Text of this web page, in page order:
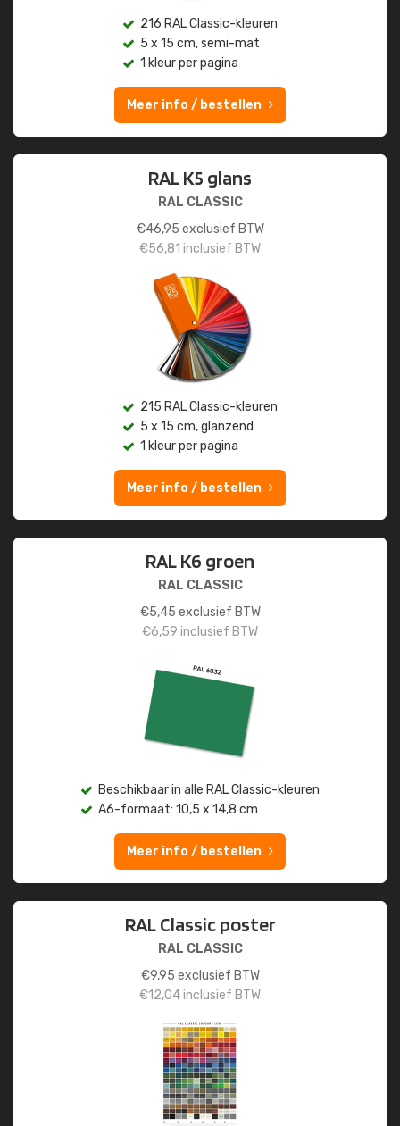
216 RAL Classic-kleuren
5 x 15 cm, semi-mat
1 kleur per pagina
Meer info / bestellen
RAL K5 glans
RAL CLASSIC
€46,95 exclusief BTW
€56,81 inclusief BTW
215 RAL Classic-kleuren
5 x 15 cm, glanzend
1 kleur per pagina
Meer info / bestellen
RAL K6 groen
RAL CLASSIC
€5,45 exclusief BTW
€6,59 inclusief BTW
Beschikbaar in alle RAL Classic-kleuren
A6-formaat: 10,5 x 14,8 cm
Meer info / bestellen
RAL Classic poster
RAL CLASSIC
€9,95 exclusief BTW
€12,04inclusief BTW